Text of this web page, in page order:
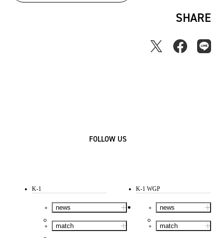
SHARE
FOLLOW US
K-1
news
match
K-1 WGP
news
match